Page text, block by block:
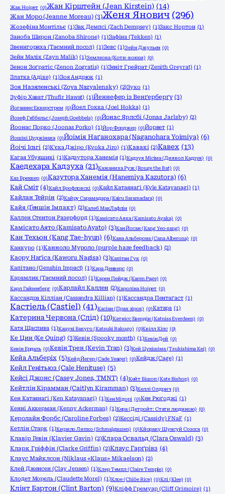
Жак Ноірет (0)Жан Кірштейн (Jean Kirstein) (14)
Жан Моро (Jeanne Moreau) (3)Женя Янович (296)
Жозефіна Монтільє (1)Зак Демпсі (Zach Dempsey) (1)Закс Нортон (1)
Заноба Широн (Zanoba Shirone) (1)Зафіна (Tekken) (1)
Звенигориха (Таємний посол) (1)Зевс (1)Зейн Джульєн (0)
Зейн Малік (Zayn Malik) (1)Землеока (Коти-вояки) (0)
Зенон Зоґратіс (Zenon Zogratis) (1)Зеніт Грейрат (Zenith Greyrat) (1)
Златка (Адіке) (1)Зоя Андрюк (1)
Зоя Назяленські (Zoya Nazyalensky) (2)Зуко (1)
Зуфір Хават (Thufir Hawat) (1)Йеннефер із Венґерберґу (3)
Йоганнес Еккерстрем (0)Йоел Гокка (Joel Hokka) (1)
Йозеф Геббельс (Joseph Goebbels) (0)Йонас Ярлсбі (Jonas Jarlsby) (2)
Йоонас Порко (Joonas Porko) (1)Йор Форджер (0)Йорвет (1)
Йошікі Цуджінака (0)Йоімія Наґанохара (Naganohara Yoimiya) (6)
Йоічі Ісагі (2)К'єка Джіро (Kyoka Jiro) (1)Кавакі (2)Кавех (13)
Кагая Убуяшикі (1)Кадзутора Ханемія (1)Кадзуя Місіма (Диявол Кадзуя) (0)
Каедехара Кадзуха (21)Кажаниха Руж (Rouge the Bat) (0)
Каз Бреккер (0)Казутора Ханемія (Hanemiya Kazutora) (6)
Кай Сміт (4)Кайл Брофловскі (0)Кайл Катаянаґі (Kyle Katayanagi) (1)
Кайлан Тейрін (2)Кайру Сарамадара (Kairu Saramadara) (0)
Кайя (Ґеншін Імпакт) (2)Калеб МакЛафлін (0)
Каллен Стентон Разерфорд (1)Камісато Аяка (Kamisato Ayaka) (0)
Камісато Аято (Kamisato Ayato) (3)Кан Йосан (Kang Yeo-sang) (0)
Кан Техьон (Kang Tae-hyun) (6)Кана Альберона (Cana Alberona) (0)
Канкуро (1)Канноло Муроло (purple haze feedback) (2)
Каору Наґіса (Kaworu Nagisa) (3)Капітан Гук (0)
Капітано (Genshin Impact) (1)Кара Денверс (0)
Карамлик (Таємний посол) (1)Карен Пейдж (Karen Page) (0)
Карл Гайзенберг (0)Карлайл Каллен (2)Кароліна Ноірет (0)
Кассандра Кілліан (Cassandra Killian) (1)Кассандра Пентаґаст (1)
Кастіель (Castiel) (41)Касіан (Прах зірок) (0)Катара (1)
Катерина Червона (Слід) (10)Катнісс Евердін (Katniss Everdeen) (0)
Катя Щаслива (1)Кацукі Бакуго (Katsuki Bakugo) (0)Квілл Кіпс (0)
Ке Цин (Ke Quing) (3)Кевін (Spooky month) (1)Кевін Дей (0)
Кевін Ердаль (0)Кевін Трен (Kevin Tran) (3)Кей Цукішіма (Tsukishima Kei) (0)
Кейа Альберіх (5)Кейд Йегер (Cade Yeager) (0)Кейдж (Cage) (1)
Кейл Генітьюз (Cale Henituse) (5)
Кейсі Джонс (Casey Jones, TMNT) (4)Кейт Бішоп (Kate Bishop) (0)
Кейтлін Кірамман (Caitlyn Kiramman) (3)Келлі Олдрич (0)
Кен Катаянаґі (Ken Katayanagi) (1)Кен Мідорі (0)Кен Рюґоджі (1)
Кенні Аккерман (Kenny Ackerman) (1)Кера (Детройт: Стати людиною) (0)
Керолайн Форбс (Caroline Forbes) (2)Кессіді (Cassidy) FNaF (1)
Кетлін Старк (1)Кирило Липко (Schmalgauzen) (0)Кйораку Шунсуй Созоса (0)
Клавір Гевін (Klavier Gavin) (2)Клара Освальд (Clara Oswald) (3)
Кларк Гріффін (Clarke Griffin) (2)Клаус Гарґрівз (4)
Клаус Майклсон (Niklaus «Klaus» Mikaelson) (2)
Клей Дженсен (Clay Jensen) (1)Клер Темпл (Claire Temple) (0)
Клодет Морель (Claudette Morel) (1)Клое (Chlöe Rice) (0)Клі (Klee) (0)
Клінт Бартон (Clint Barton) (9)Кліфф Гремуар (Cliff Grimoire) (1)